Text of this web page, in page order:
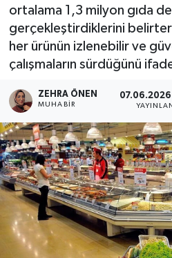
ortalama 1,3 milyon gıda
gerçekleştirdiklerini
her ürünün izlenebilir ve
çalışmaların sürdüğünü
ZEHRA ÖNEN
MUHABIR
07.06.2026
Dünya
Eğitim
Emlak
Gündem
Gurme
Son Dakika Haberleri
Haber Arşivi